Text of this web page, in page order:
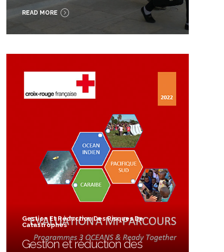
READ MORE
Gestion Et Réduction Des Risques De
Catastrophes
Gestion et réduction des